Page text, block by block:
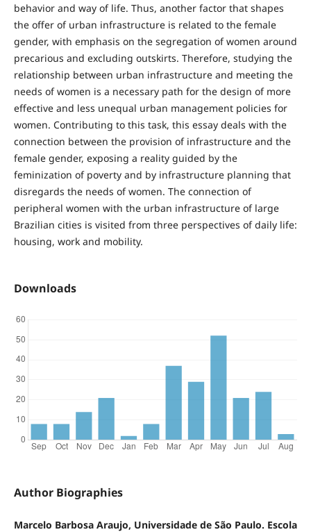
behavior and way of life. Thus, another factor that shapes
the offer of urban infrastructure is related to the female
gender, with emphasis on the segregation of women around
precarious and excluding outskirts. Therefore, studying the
relationship between urban infrastructure and meeting the
needs of women is a necessary path for the design of more
effective and less unequal urban management policies for
women. Contributing to this task, this essay deals with the
connection between the provision of infrastructure and the
female gender, exposing a reality guided by the
feminization of poverty and by infrastructure planning that
disregards the needs of women. The connection of
peripheral women with the urban infrastructure of large
Brazilian cities is visited from three perspectives of daily life:
housing, work and mobility.
Downloads
Author Biographies
Marcelo Barbosa Araujo, Universidade de São Paulo. Escola